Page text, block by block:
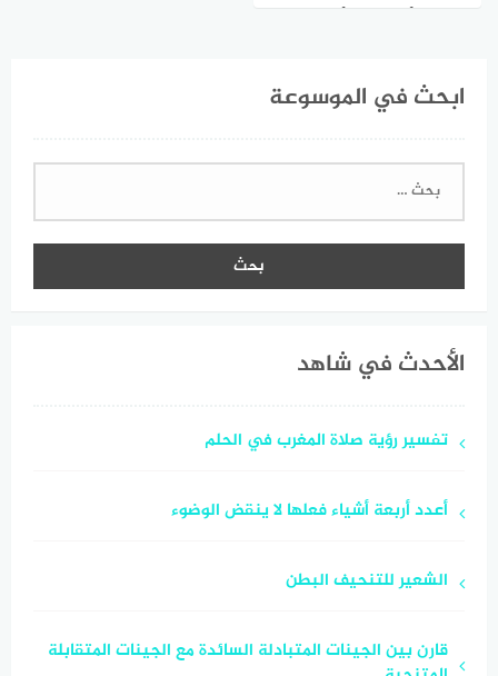
ابحث في الموسوعة
البحث
الأحدث في شاهد
تفسير رؤية صلاة المغرب في الحلم
أعدد أربعة أشياء فعلها لا ينقض الوضوء
الشعير للتنحيف البطن
قارن بين الجينات المتبادلة السائدة مع الجينات المتقابلة